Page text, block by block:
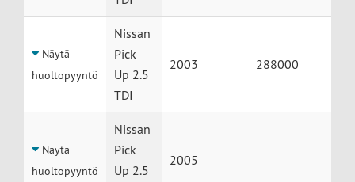
Näytä
huoltopyyntö
Nissan
Pick
Up 2.5
TDI
2003 288000
Näytä
huoltopyyntö
Nissan
Pick
Up 2.5
2005